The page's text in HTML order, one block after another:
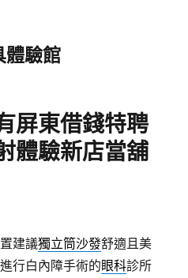
體驗館
屏東借錢特聘
體驗新店當舖
建議獨立筒沙發舒適且美
行白內障手術的眼科診所